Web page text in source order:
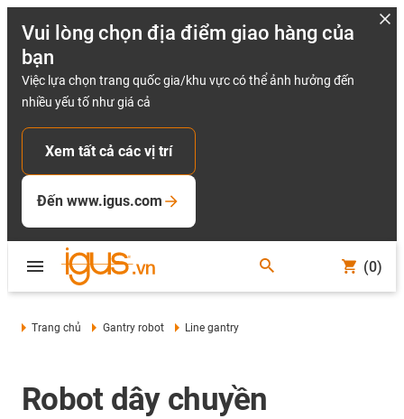
Vui lòng chọn địa điểm giao hàng của
bạn
Việc lựa chọn trang quốc gia/khu vực có thể ảnh hưởng đến
nhiều yếu tố như giá cả
Xem tất cả các vị trí
Đến www.igus.com
(0)
Trang chủ Gantry robot Line gantry
Robot dây chuyền